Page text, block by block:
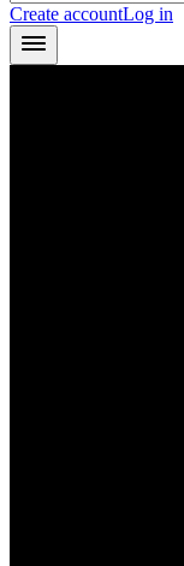
Create accountLog in